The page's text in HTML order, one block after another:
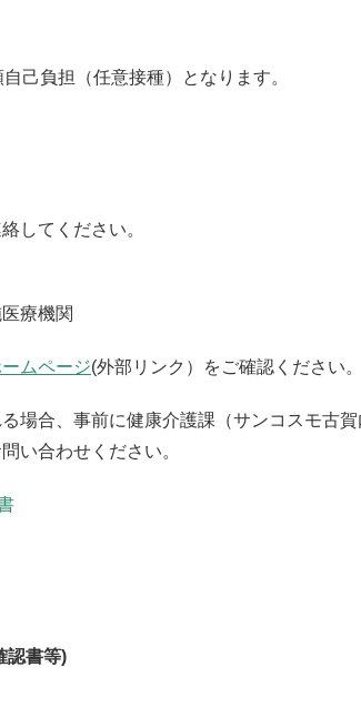
己負担（任意接種）となります。
してください。
療機関
ムページ(外部リンク）をご確認ください。
場合、事前に健康介護課（サンコスモ古
い合わせください。
認書等)